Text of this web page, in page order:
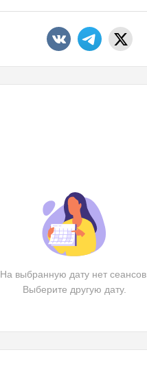
На выбранную дату нет сеансов.
Выберите другую дату.